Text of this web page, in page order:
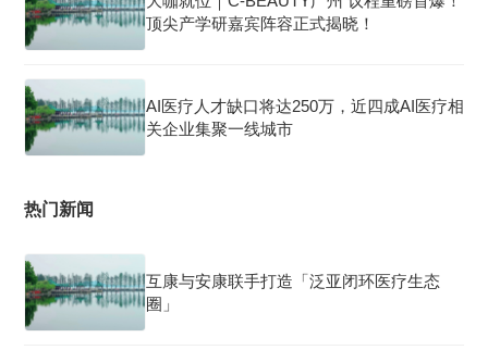
顶尖产学研嘉宾阵容正式揭晓！
AI医疗人才缺口将达250万，近四成AI医疗相
关企业集聚一线城市
热门新闻
互康与安康联手打造「泛亚闭环医疗生态
圈」